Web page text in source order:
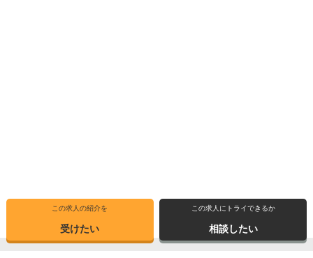
この求人の紹介を
受けたい
この求人にトライできるか
相談したい